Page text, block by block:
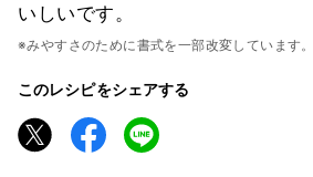
いしいです。
※みやすさのために書式を一部改変しています。
このレシピをシェアする